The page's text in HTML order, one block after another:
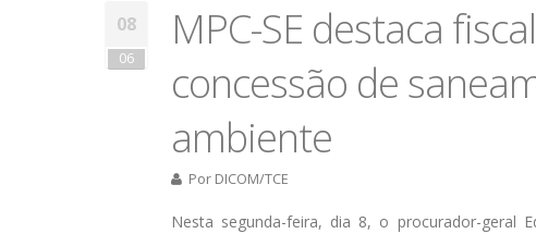
08
06
MPC-SE destaca
concessão de
ambiente
Por DICOM/TCE
​Nesta segunda-feira, dia 8, o procurador-geral